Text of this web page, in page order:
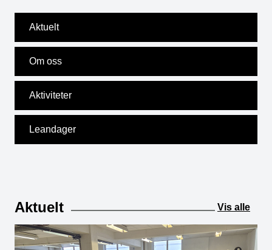
Aktuelt
Om oss
Aktiviteter
Leandager
Aktuelt Vis alle